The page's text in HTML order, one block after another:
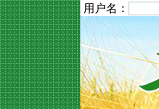
用户名：